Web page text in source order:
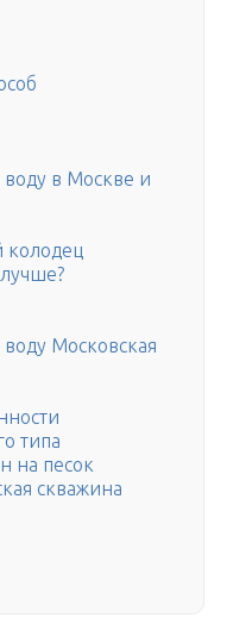
в Москве и
колодец
Московская
типа
на песок
скважина